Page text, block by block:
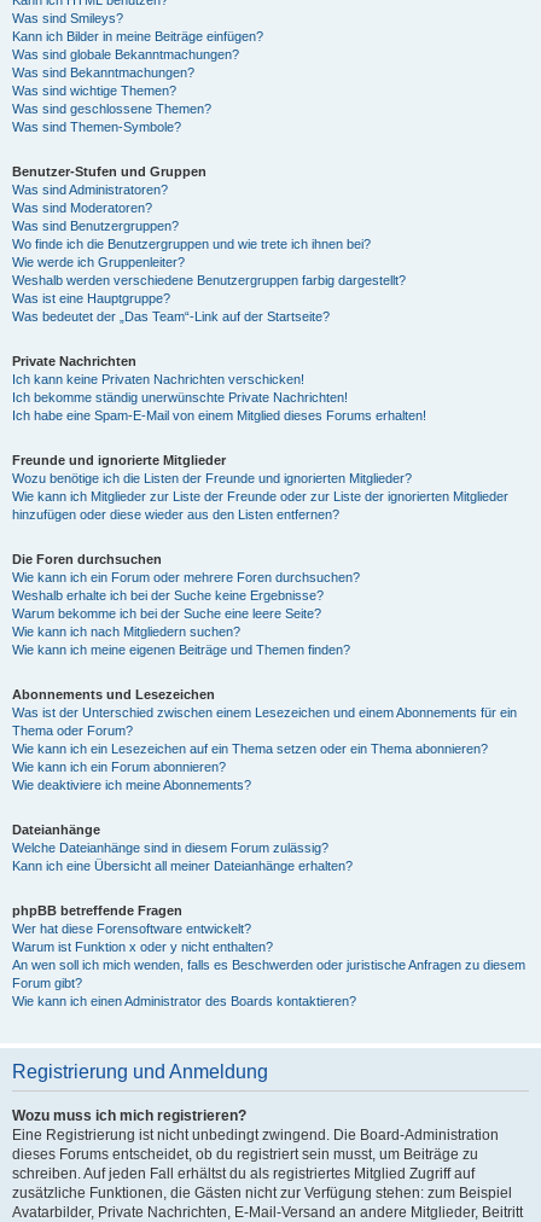
Was sind Smileys?
Kann ich Bilder in meine Beiträge einfügen?
Was sind globale Bekanntmachungen?
Was sind Bekanntmachungen?
Was sind wichtige Themen?
Was sind geschlossene Themen?
Was sind Themen-Symbole?
Benutzer-Stufen und Gruppen
Was sind Administratoren?
Was sind Moderatoren?
Was sind Benutzergruppen?
Wo finde ich die Benutzergruppen und wie trete ich ihnen bei?
Wie werde ich Gruppenleiter?
Weshalb werden verschiedene Benutzergruppen farbig dargestellt?
Was ist eine Hauptgruppe?
Was bedeutet der „Das Team“-Link auf der Startseite?
Private Nachrichten
Ich kann keine Privaten Nachrichten verschicken!
Ich bekomme ständig unerwünschte Private Nachrichten!
Ich habe eine Spam-E-Mail von einem Mitglied dieses Forums erhalten!
Freunde und ignorierte Mitglieder
Wozu benötige ich die Listen der Freunde und ignorierten Mitglieder?
Wie kann ich Mitglieder zur Liste der Freunde oder zur Liste der ignorierten Mitglieder
hinzufügen oder diese wieder aus den Listen entfernen?
Die Foren durchsuchen
Wie kann ich ein Forum oder mehrere Foren durchsuchen?
Weshalb erhalte ich bei der Suche keine Ergebnisse?
Warum bekomme ich bei der Suche eine leere Seite?
Wie kann ich nach Mitgliedern suchen?
Wie kann ich meine eigenen Beiträge und Themen finden?
Abonnements und Lesezeichen
Was ist der Unterschied zwischen einem Lesezeichen und einem Abonnements für ein
Thema oder Forum?
Wie kann ich ein Lesezeichen auf ein Thema setzen oder ein Thema abonnieren?
Wie kann ich ein Forum abonnieren?
Wie deaktiviere ich meine Abonnements?
Dateianhänge
Welche Dateianhänge sind in diesem Forum zulässig?
Kann ich eine Übersicht all meiner Dateianhänge erhalten?
phpBB betreffende Fragen
Wer hat diese Forensoftware entwickelt?
Warum ist Funktion x oder y nicht enthalten?
An wen soll ich mich wenden, falls es Beschwerden oder juristische Anfragen zu diesem
Forum gibt?
Wie kann ich einen Administrator des Boards kontaktieren?
Registrierung und Anmeldung
Wozu muss ich mich registrieren?
Eine Registrierung ist nicht unbedingt zwingend. Die Board-Administration
dieses Forums entscheidet, ob du registriert sein musst, um Beiträge zu
schreiben. Auf jeden Fall erhältst du als registriertes Mitglied Zugriff auf
zusätzliche Funktionen, die Gästen nicht zur Verfügung stehen: zum Beispiel
Avatarbilder, Private Nachrichten, E-Mail-Versand an andere Mitglieder, Beitritt